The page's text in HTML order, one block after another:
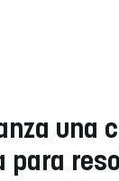
una
para